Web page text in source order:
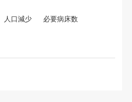
人口減少 必要病床数